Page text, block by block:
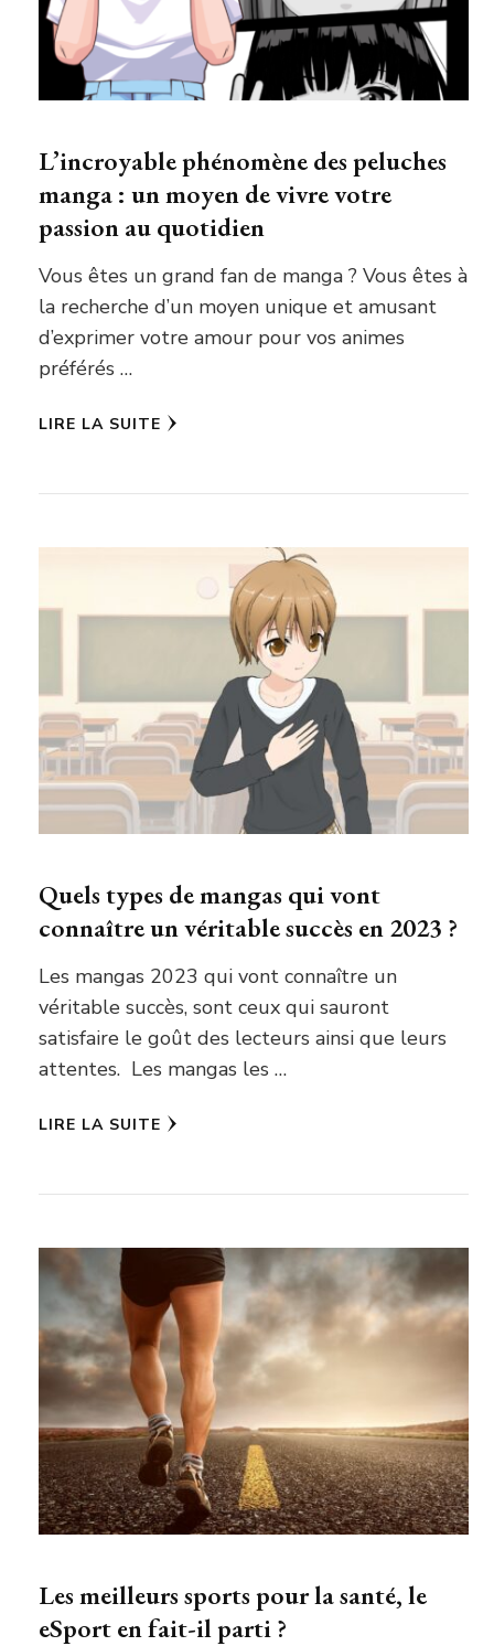
L’incroyable phénomène des peluches
manga : un moyen de vivre votre
passion au quotidien
Vous êtes un grand fan de manga ? Vous êtes à
la recherche d’un moyen unique et amusant
d’exprimer votre amour pour vos animes
préférés …
LIRE LA SUITE
Quels types de mangas qui vont
connaître un véritable succès en 2023 ?
Les mangas 2023 qui vont connaître un
véritable succès, sont ceux qui sauront
satisfaire le goût des lecteurs ainsi que leurs
attentes. Les mangas les …
LIRE LA SUITE
Les meilleurs sports pour la santé, le
eSport en fait-il parti ?